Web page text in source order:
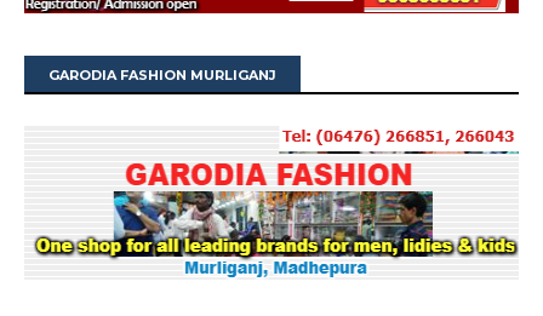
GARODIA FASHION MURLIGANJ